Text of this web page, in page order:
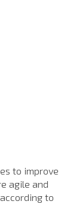
to improve
agile and
to